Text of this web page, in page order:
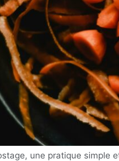
une pratique